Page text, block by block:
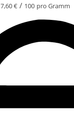
7,60€ / 100 pro Gramm